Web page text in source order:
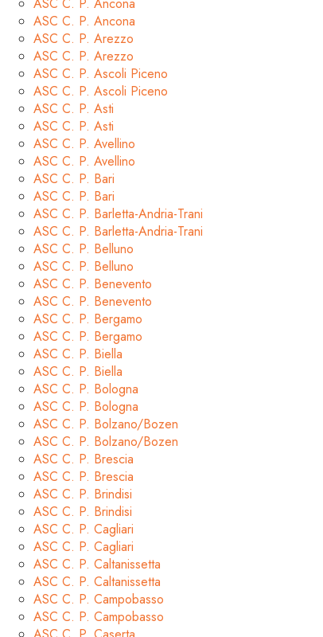
ASC C. P. Ancona
ASC C. P. Arezzo
ASC C. P. Arezzo
ASC C. P. Ascoli Piceno
ASC C. P. Ascoli Piceno
ASC C. P. Asti
ASC C. P. Asti
ASC C. P. Avellino
ASC C. P. Avellino
ASC C. P. Bari
ASC C. P. Bari
ASC C. P. Barletta-Andria-Trani
ASC C. P. Barletta-Andria-Trani
ASC C. P. Belluno
ASC C. P. Belluno
ASC C. P. Benevento
ASC C. P. Benevento
ASC C. P. Bergamo
ASC C. P. Bergamo
ASC C. P. Biella
ASC C. P. Biella
ASC C. P. Bologna
ASC C. P. Bologna
ASC C. P. Bolzano/Bozen
ASC C. P. Bolzano/Bozen
ASC C. P. Brescia
ASC C. P. Brescia
ASC C. P. Brindisi
ASC C. P. Brindisi
ASC C. P. Cagliari
ASC C. P. Cagliari
ASC C. P. Caltanissetta
ASC C. P. Caltanissetta
ASC C. P. Campobasso
ASC C. P. Campobasso